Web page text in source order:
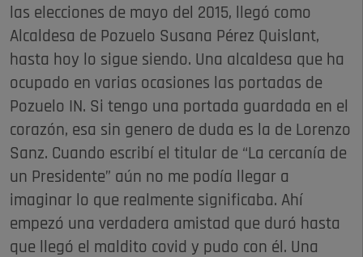
las elecciones de mayo del 2015, llegó como
Alcaldesa de Pozuelo Susana Pérez Quislant,
hasta hoy lo sigue siendo. Una alcaldesa que ha
ocupado en varias ocasiones las portadas de
Pozuelo IN. Si tengo una portada guardada en el
corazón, esa sin genero de duda es la de Lorenzo
Sanz. Cuando escribí el titular de “La cercanía de
un Presidente” aún no me podía llegar a
imaginar lo que realmente significaba. Ahí
empezó una verdadera amistad que duró hasta
que llegó el maldito covid y pudo con él. Una